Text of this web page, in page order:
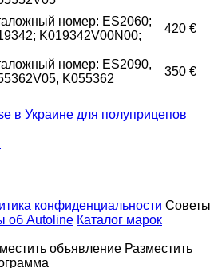
номер: ES2060;
K019342V00N00;
420 €
номер: ES2090,
K055362
350 €
в Украине для полуприцепов
конфиденциальности Советы
об Autoline Каталог марок
объявление Разместить